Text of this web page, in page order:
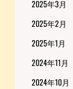
2025年3月
2025年2月
2025年1月
2024年11月
2024年10月